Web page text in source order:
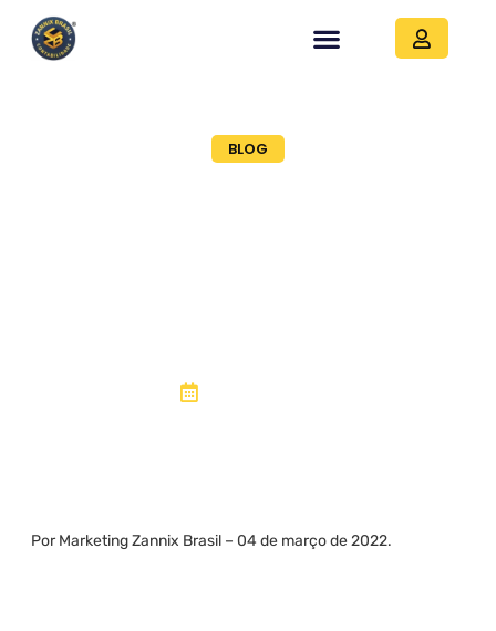
BLOG
Por Marketing Zannix Brasil – 04 de março de 2022.